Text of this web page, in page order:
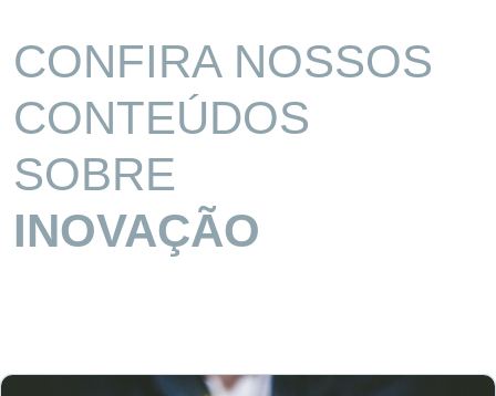
CONFIRA NOSSOS
CONTEÚDOS
SOBRE
INOVAÇÃO